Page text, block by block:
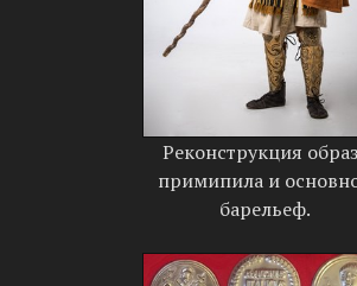
Реконструкция
примипила и
барельеф.